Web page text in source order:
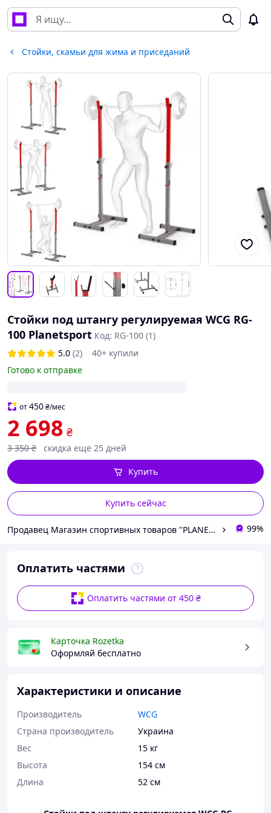
Стойки, скамьи для жима и приседаний
Стойки под штангу регулируемая WCG RG-
100 Planetsport Код: RG-100 (1)
5.0 (2)
40+ купили
Готово к отправке
от450₴/мес
2 698 ₴
3 350 ₴ скидка еще 25 дней
Купить сейчас
Купить
Продавец Магазин спортивных товаров "PLANETSPORT" 99%
Оплатить частями
Оплатить частями от 450 ₴
Карточка Rozetka
Оформляй бесплатно
Характеристики и описание
Производитель
WCG
Страна производитель
Украина
Вес
15 кг
Высота
154 см
Длина
52 см